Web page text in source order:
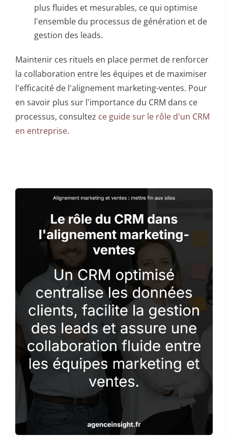
plus fluides et mesurables, ce qui optimise
l'ensemble du processus de génération et de
gestion des leads.
Maintenir ces rituels en place permet de renforcer
la collaboration entre les équipes et de maximiser
l'efficacité de l'alignement marketing-ventes. Pour
en savoir plus sur l'importance du CRM dans ce
processus, consultez ce guide sur le rôle d'un CRM
en entreprise.